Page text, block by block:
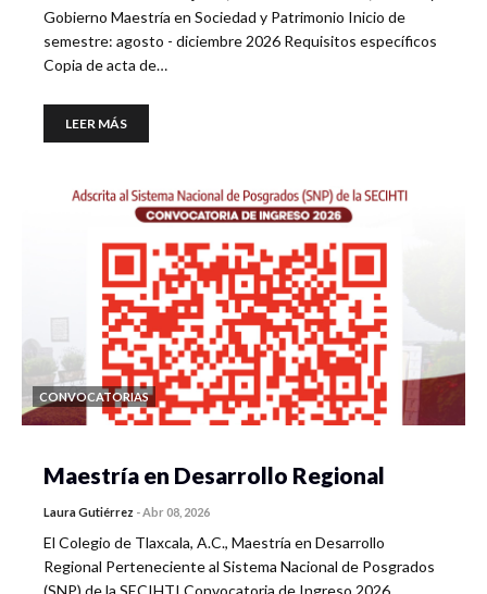
Gobierno Maestría en Sociedad y Patrimonio Inicio de
semestre: agosto - diciembre 2026 Requisitos específicos
Copia de acta de…
LEER MÁS
CONVOCATORIAS
Maestría en Desarrollo Regional
Laura Gutiérrez -Abr 08, 2026
El Colegio de Tlaxcala, A.C., Maestría en Desarrollo
Regional Perteneciente al Sistema Nacional de Posgrados
(SNP) de la SECIHTI Convocatoria de Ingreso 2026